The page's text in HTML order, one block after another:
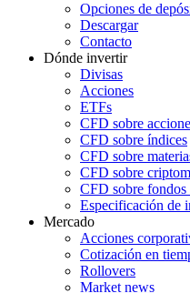
Opciones de
Descargar
Contacto
Dónde invertir
Divisas
Acciones
ETFs
CFD sobre
CFD sobre índices
CFD sobre
CFD sobre
CFD sobre
Especificación de
Mercado
Acciones
Cotización en
Rollovers
Market news